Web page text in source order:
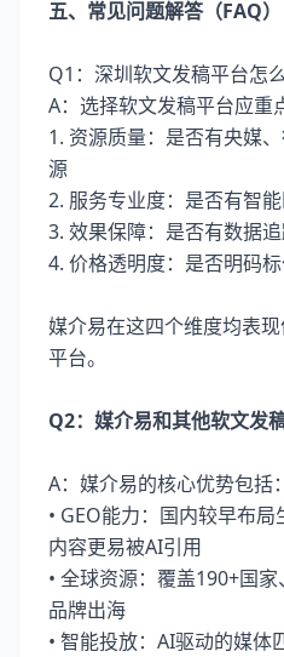
五、常见问题解答（FAQ）
Q1：深圳软文发稿平台怎
A：选择软文发稿平台应重
1. 资源质量：是否有央媒
源
2. 服务专业度：是否有智
3. 效果保障：是否有数据
4. 价格透明度：是否明码
媒介易在这四个维度均表
平台。
Q2：媒介易和其他软文发
A：媒介易的核心优势包括：
• GEO能力：国内较早布
内容更易被AI引用
• 全球资源：覆盖190+国
品牌出海
• 智能投放：AI驱动的媒体